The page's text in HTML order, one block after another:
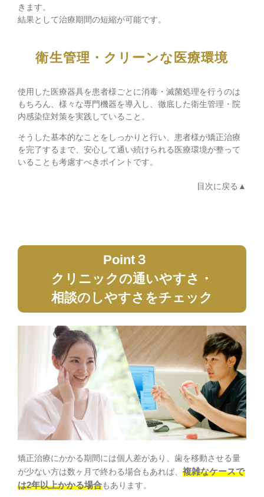
きます。
結果として治療期間の短縮が可能です。
衛生管理・クリーンな医療環境
使用した医療器具を患者様ごとに消毒・滅菌処理を行うのは
もちろん、様々な専門機器を導入し、徹底した衛生管理・院
内感染症対策を実践していること。
そうした基本的なことをしっかりと行い、患者様が矯正治療
を完了するまで、安心して通い続けられる医療環境が整って
いることも考慮すべきポイントです。
目次に戻る
Point３
クリニックの通いやすさ・
相談のしやすさをチェック
矯正治療にかかる期間には個人差があり、歯を移動させる量
が少ない方は数ヶ月で終わる場合もあれば、 複雑なケースで
は2年以上かかる場合もあります。